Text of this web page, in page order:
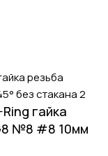
гайка
№8 #8 10мм